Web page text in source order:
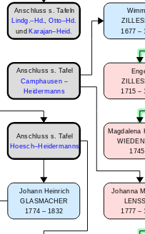
Johann Heinrich
GLASMACHER
1774 – 1832
1677 –
1715 –
Magdalena
Johanna
1777 –
Anschluss s. Tafel
Camphausen –
Heidermanns
Anschluss s. Tafel
Hoesch–Heidermanns
Anschluss s. Tafeln
Lindg.–Hd., Otto–Hd.
undKarajan–Heid.